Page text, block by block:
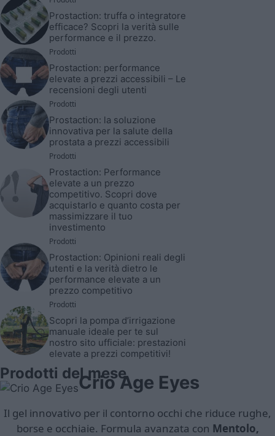
Prostaction: truffa o integratore
efficace? Scopri la verità sulle
performance e il prezzo.
Prodotti
Prostaction: performance
elevate a prezzi accessibili – Le
recensioni degli utenti
Prodotti
Prostaction: la soluzione
innovativa per la salute della
prostata a prezzi accessibili
Prodotti
Prostaction: Performance
elevate a un prezzo
competitivo. Scopri dove
acquistarlo e quanto costa per
massimizzare il tuo
investimento
Prodotti
Prostaction: Opinioni reali degli
utenti e la verità dietro le
performance elevate a un
prezzo competitivo
Prodotti
Scopri la pompa d’irrigazione
manuale ideale per te sul
nostro sito ufficiale: prestazioni
elevate a prezzi competitivi!
Prodotti del meseCrio Age Eyes
Il gel innovativo per il contorno occhi che riduce rughe,
borse e occhiaie. Formula avanzata con Mentolo,